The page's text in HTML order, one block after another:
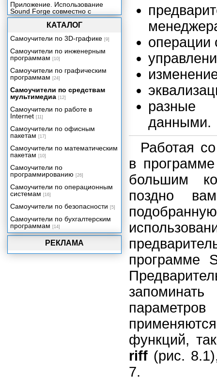
операции
разные
данными.
Работая
в
большим
поздно
программе
функций,
riff (рис.
7.
РЕКЛАМА
Приложение. Использование
Sound Forge совместно с
программой ACID.
КАТАЛОГ
Самоучители по 3D-графике [9]
Самоучители по инженерным
программам [10]
Самоучители по графическим
программам [24]
Самоучители по средствам
мультимедиа [12]
Самоучители по работе в
Internet [11]
Самоучители по офисным
пакетам [17]
Самоучители по математическим
пакетам [10]
Самоучители по
программированию [26]
Самоучители по операционным
системам [16]
Самоучители по безопасности [5]
Самоучители по бухгалтерским
программам [14]